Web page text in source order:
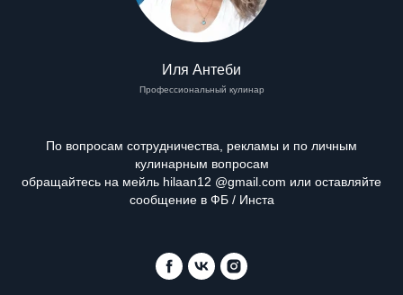
Иля Антеби
Профессиональный кулинар
По вопросам сотрудничества, рекламы и по личным
кулинарным вопросам
обращайтесь на мейль hilaan12 @gmail.com или оставляйте
сообщение в ФБ / Инста